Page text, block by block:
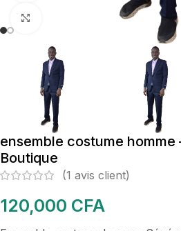
Cliquez pour agrandir
ensemble costume homme
Boutique
(1 avis client)
120,000 CFA